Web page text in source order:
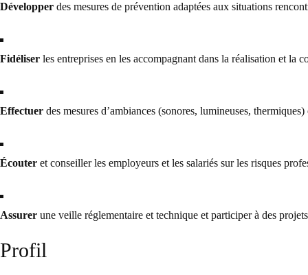
Développer des mesures de prévention adaptées aux situations
Fidéliser les entreprises en les accompagnant dans la réalisation et la
Effectuer des mesures d’ambiances (sonores, lumineuses,
Écouter et conseiller les employeurs et les salariés sur les risques
Assurer une veille réglementaire et technique et participer à des
Profil